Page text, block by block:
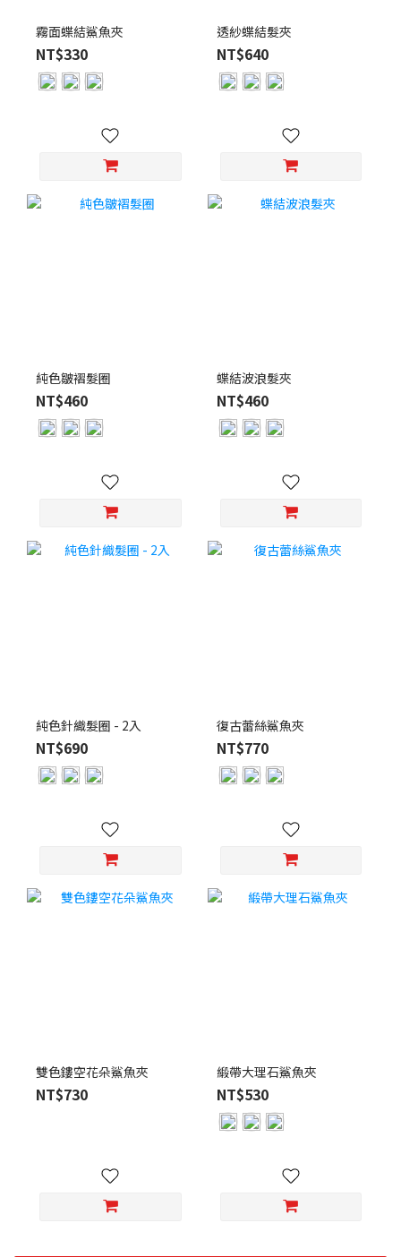
霧面蝶結鯊魚夾
NT$330
透紗蝶結髮夾
NT$640
純色皺褶髮圈
NT$460
蝶結波浪髮夾
NT$460
純色針織髮圈 - 2入
NT$690
復古蕾絲鯊魚夾
NT$770
雙色鏤空花朵鯊魚夾
NT$730
緞帶大理石鯊魚夾
NT$530